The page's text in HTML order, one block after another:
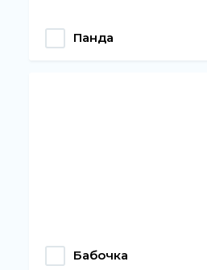
Панда
Бабочка